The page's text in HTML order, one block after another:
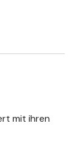
mit ihren